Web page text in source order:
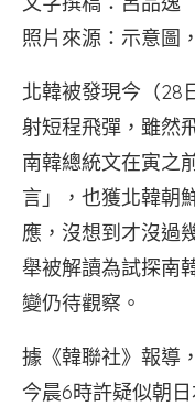
照片來源：示意圖
北韓被發現今（28
射短程飛彈，雖然
南韓總統文在寅之
言」，也獲北韓朝
應，沒想到才沒過
舉被解讀為試探南
變仍待觀察。
據《韓聯社》報導
今晨6時許疑似朝